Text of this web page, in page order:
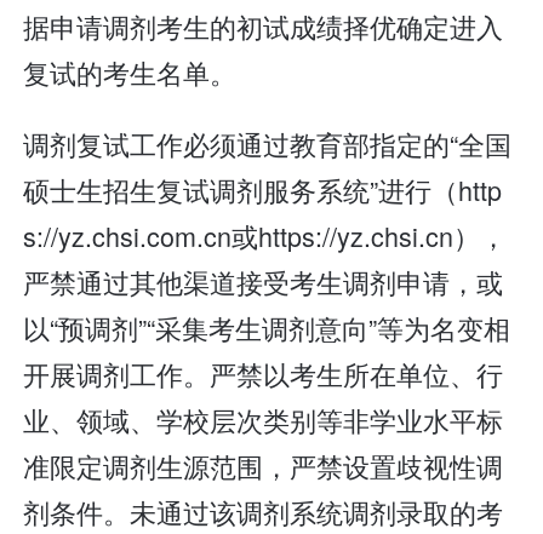
据申请调剂考生的初试成绩择优确定进入
复试的考生名单。
调剂复试工作必须通过教育部指定的“全国
硕士生招生复试调剂服务系统”进行（http
s://yz.chsi.com.cn或https://yz.chsi.cn），
严禁通过其他渠道接受考生调剂申请，或
以“预调剂”“采集考生调剂意向”等为名变相
开展调剂工作。严禁以考生所在单位、行
业、领域、学校层次类别等非学业水平标
准限定调剂生源范围，严禁设置歧视性调
剂条件。未通过该调剂系统调剂录取的考